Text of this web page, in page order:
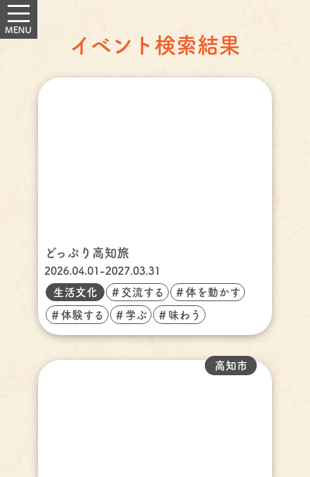
イベント検索結果
どっぷり高知旅
2026.04.01-2027.03.31
生活文化
＃交流する ＃体を動かす
＃体験する ＃学ぶ ＃味わう
高知市